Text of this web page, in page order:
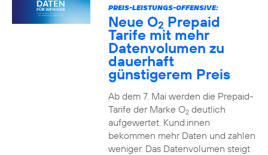
PREIS-LEISTUNGS-OFFENSIVE:
Neue O2 Prepaid
Tarife mit mehr
Datenvolumen zu
dauerhaft
günstigerem Preis
Ab dem 7. Mai werden die Prepaid-
Tarife der Marke O2deutlich
aufgewertet. Kund:innen
bekommen mehr Daten und zahlen
weniger. Das Datenvolumen steigt